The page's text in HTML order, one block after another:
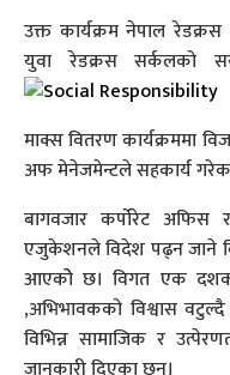
उक्त कार्यक्रम नेपाल रेडक्रस
युवा रेडक्रस सर्कलको
माक्स वितरण कार्यक्रममा
अफ मेनेजमेन्टले सहकार्य
बागवजार कर्पोरेट अफिस
एजुकेशनले विदेश पढ्न जाने
आएकोे छ। विगत एक दशक
,अभिभावकको विश्वास
विभिन्न सामाजिक र